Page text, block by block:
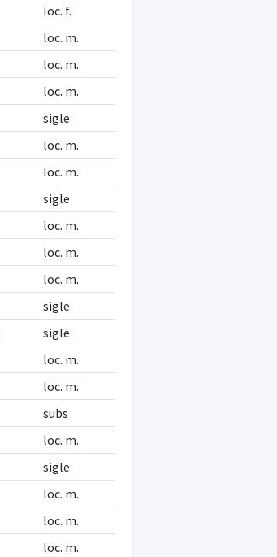
loc. f.
loc. m.
loc. m.
loc. m.
sigle
loc. m.
loc. m.
sigle
loc. m.
loc. m.
loc. m.
sigle
sigle
loc. m.
loc. m.
subs
loc. m.
sigle
loc. m.
loc. m.
loc. m.